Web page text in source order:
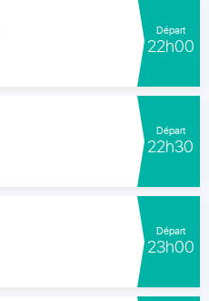
Départ
22h00
Départ
22h30
Départ
23h00